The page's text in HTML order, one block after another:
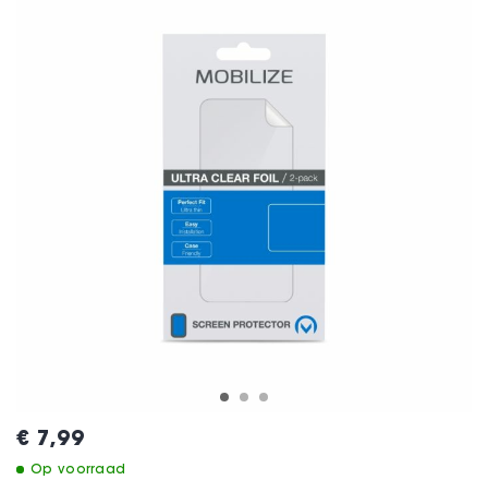
€ 7,99
Op voorraad